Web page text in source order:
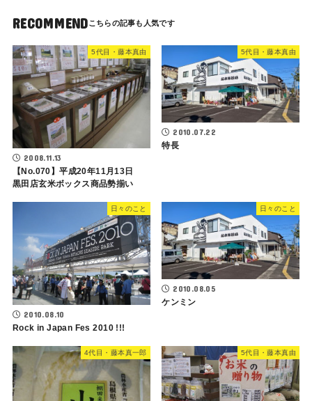
RECOMMEND
5代目・藤本真由
2008.11.13
【No.070】平成20年11月13日
黒田店玄米ボックス商品勢揃い
5代目・藤本真由
2010.07.22
特長
日々のこと
2010.08.10
Rock in Japan Fes 2010 !!!
日々のこと
2010.08.05
ケンミン
4代目・藤本真一郎 5代目・藤本真由